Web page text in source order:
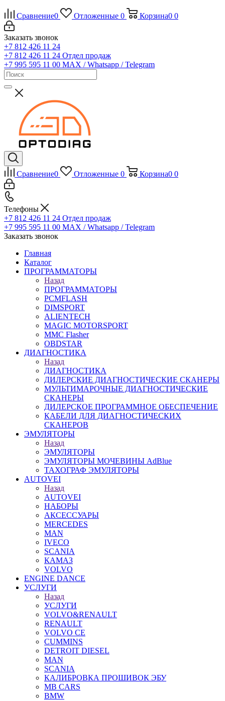
Сравнение0 Отложенные 0 Корзина0 0
Заказать звонок
+7 812 426 11 24
+7 812 426 11 24 Отдел продаж
+7 995 595 11 00 MAX / Whatsapp / Telegram
Сравнение0 Отложенные 0 Корзина0 0
Телефоны
+7 812 426 11 24 Отдел продаж
+7 995 595 11 00 MAX / Whatsapp / Telegram
Заказать звонок
Главная
Каталог
ПРОГРАММАТОРЫ
Назад
ПРОГРАММАТОРЫ
PCMFLASH
DIMSPORT
ALIENTECH
MAGIC MOTORSPORT
MMC Flasher
OBDSTAR
ДИАГНОСТИКА
Назад
ДИАГНОСТИКА
ДИЛЕРСКИЕ ДИАГНОСТИЧЕСКИЕ СКАНЕРЫ
МУЛЬТИМАРОЧНЫЕ ДИАГНОСТИЧЕСКИЕ
СКАНЕРЫ
ДИЛЕРСКОЕ ПРОГРАММНОЕ ОБЕСПЕЧЕНИЕ
КАБЕЛИ ДЛЯ ДИАГНОСТИЧЕСКИХ
СКАНЕРОВ
ЭМУЛЯТОРЫ
Назад
ЭМУЛЯТОРЫ
ЭМУЛЯТОРЫ МОЧЕВИНЫ АdBlue
ТАХОГРАФ ЭМУЛЯТОРЫ
AUTOVEI
Назад
AUTOVEI
НАБОРЫ
АКСЕССУАРЫ
MERCEDES
MAN
IVECO
SCANIA
КАМАЗ
VOLVO
ENGINE DANCE
УСЛУГИ
Назад
УСЛУГИ
VOLVO&RENAULT
RENAULT
VOLVO CE
CUMMINS
DETROIT DIESEL
MAN
SCANIA
КАЛИБРОВКА ПРОШИВОК ЭБУ
MB CARS
BMW